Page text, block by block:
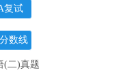
复试
数线
(二)真题